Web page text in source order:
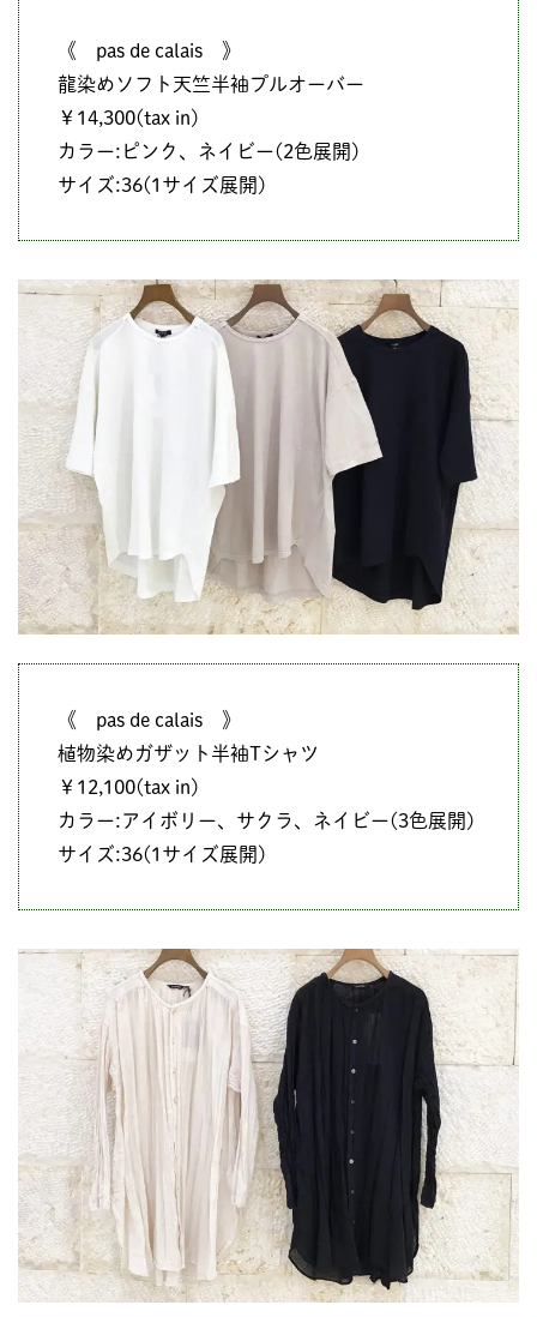
《 pas de calais 》
龍染めソフト天竺半袖プルオーバー
￥14,300(tax in)
カラー:ピンク、ネイビー(2色展開)
サイズ:36(1サイズ展開)
《 pas de calais 》
植物染めガザット半袖Tシャツ
￥12,100(tax in)
カラー:アイボリー、サクラ、ネイビー(3色展開)
サイズ:36(1サイズ展開)